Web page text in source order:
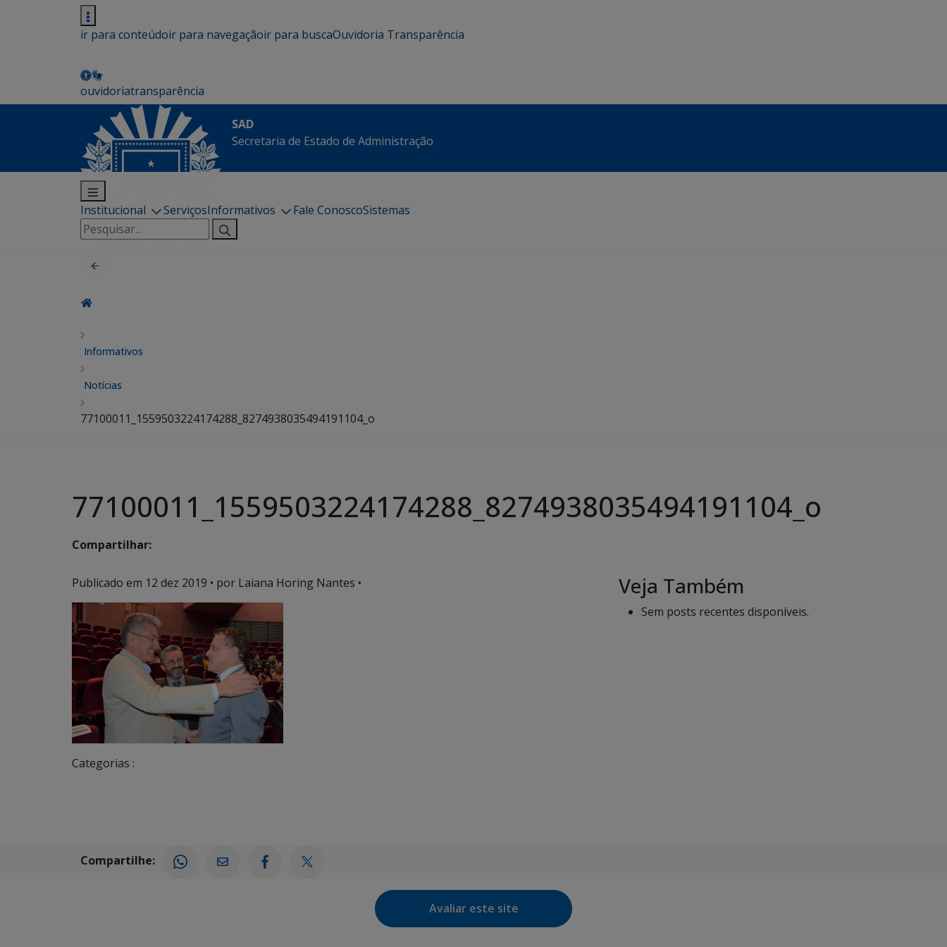
ir para conteúdoir para navegaçãoir para buscaOuvidoria Transparência
ouvidoriatransparência
SAD
Secretaria de Estado de Administração
Institucional ServiçosInformativos Fale ConoscoSistemas
Pesquisar
por:
Informativos
Notícias
77100011_1559503224174288_8274938035494191104_o
77100011_1559503224174288_8274938035494191104_o
Compartilhar:
Publicado em 12 dez 2019 • por Laiana Horing Nantes •
Categorias :
Veja Também
Sem posts recentes disponíveis.
Compartilhe:
Avaliar este site